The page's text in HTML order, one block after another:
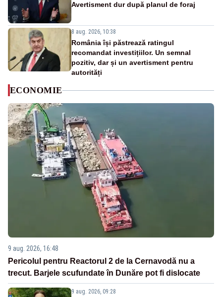
Avertisment dur după planul de foraj
8 aug. 2026, 10:38
România își păstrează ratingul
recomandat investițiilor. Un semnal
pozitiv, dar și un avertisment pentru
autorități
ECONOMIE
9 aug. 2026, 16:48
Pericolul pentru Reactorul 2 de la Cernavodă nu a
trecut. Barjele scufundate în Dunăre pot fi dislocate
9 aug. 2026, 09:28